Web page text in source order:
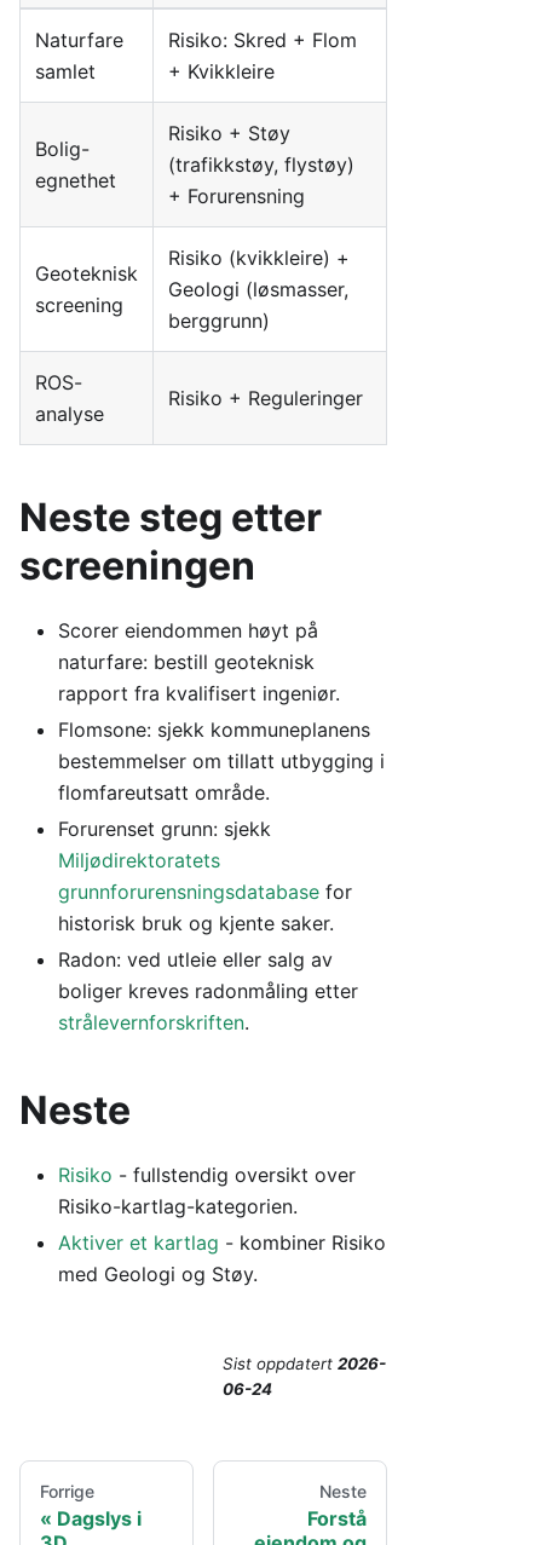
Naturfare
samlet
Risiko: Skred + Flom
+ Kvikkleire
Bolig-
egnethet
Risiko + Støy
(trafikkstøy, flystøy)
+ Forurensning
Geoteknisk
screening
Risiko (kvikkleire) +
Geologi (løsmasser,
berggrunn)
ROS-
analyse
Risiko + Reguleringer
Neste steg etter
screeningen
Scorer eiendommen høyt på
naturfare: bestill geoteknisk
rapport fra kvalifisert ingeniør.
Flomsone: sjekk kommuneplanens
bestemmelser om tillatt utbygging i
flomfareutsatt område.
Forurenset grunn: sjekk
Miljødirektoratets
grunnforurensningsdatabase for
historisk bruk og kjente saker.
Radon: ved utleie eller salg av
boliger kreves radonmåling etter
strålevernforskriften.
Neste
Risiko - fullstendig oversikt over
Risiko-kartlag-kategorien.
Aktiver et kartlag - kombiner Risiko
med Geologi og Støy.
Sist oppdatert 2026-
06-24
Forrige
Dagslys i
Neste
Forstå